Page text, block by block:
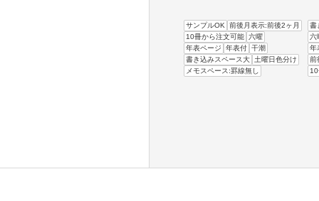
サンプルOK
前後月表示:前後2ヶ月
10冊から注文可能 六曜
年表ページ
年表付 干潮
書き込みスペース大
土曜日色分け
メモスペース:罫線無し
書
六
年
前